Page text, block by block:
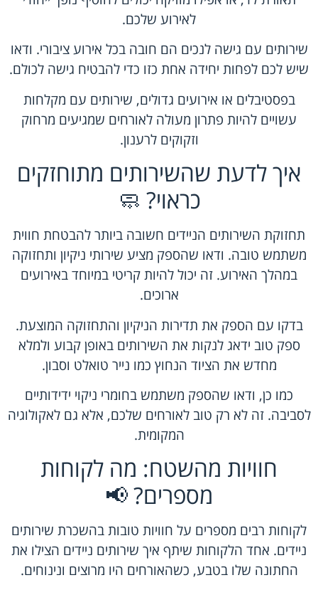
לאירוע שלכם.
שירותים עם גישה לנכים הם חובה בכל אירוע ציבורי. ודאו
שיש לכם לפחות יחידה אחת כזו כדי להבטיח גישה לכולם.
בפסטיבלים או אירועים גדולים, שירותים עם מקלחות
עשויים להיות פתרון מעולה לאורחים שמגיעים מרחוק
וזקוקים לרענון.
איך לדעת שהשירותים מתוחזקים
כראוי? 🧼
תחזוקת השירותים הניידים חשובה ביותר להבטחת חווית
משתמש טובה. ודאו שהספק מציע שירותי ניקיון ותחזוקה
במהלך האירוע. זה יכול להיות קריטי במיוחד באירועים
ארוכים.
בדקו עם הספק את תדירות הניקיון והתחזוקה המוצעת.
ספק טוב ידאג לנקות את השירותים באופן קבוע ולמלא
מחדש את הציוד הנחוץ כמו נייר טואלט וסבון.
כמו כן, ודאו שהספק משתמש בחומרי ניקוי ידידותיים
לסביבה. זה לא רק טוב לאורחים שלכם, אלא גם לאקולוגיה
המקומית.
חוויות מהשטח: מה לקוחות
מספרים? 📢
לקוחות רבים מספרים על חוויות טובות בהשכרת שירותים
ניידים. אחד הלקוחות שיתף איך שירותים ניידים הצילו את
החתונה שלו בטבע, כשהאורחים היו מרוצים ונינוחים.